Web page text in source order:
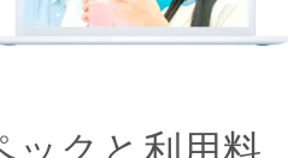
ックと利用料